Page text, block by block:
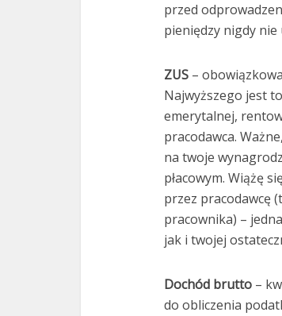
przed
pieniędzy nigdy nie
ZUS –
Najwyższego jest
emerytalnej,
pracodawca.
na twoje
płacowym. Wiążę
przez pracodawcę
pracownika) –
jak i twojej
Dochód brutto –
do obliczenia